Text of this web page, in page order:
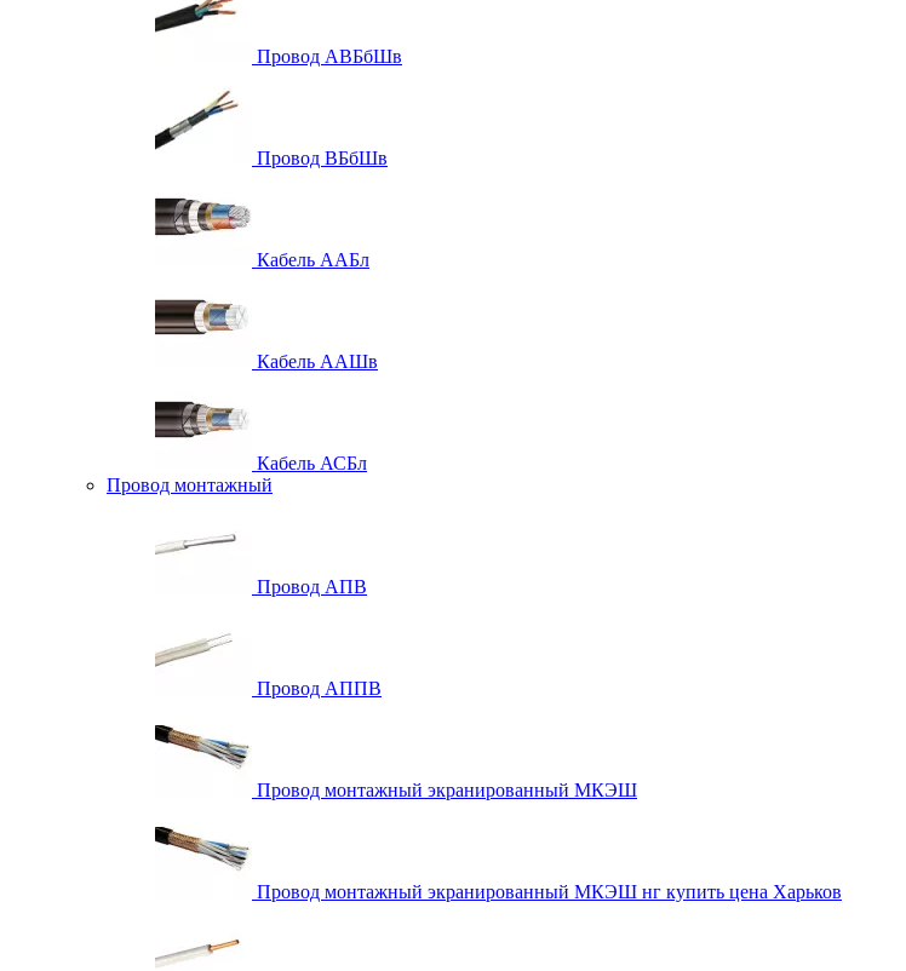
Провод АВБбШв
Провод ВБбШв
Кабель ААБл
Кабель ААШв
Кабель АСБл
Провод монтажный
Провод АПВ
Провод АППВ
Провод монтажный экранированный МКЭШ
Провод монтажный экранированный МКЭШ нг купить цена Харьков